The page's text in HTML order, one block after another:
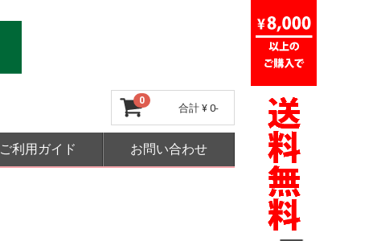
ご利用ガイド お問い合わせ
0
合計¥ 0-